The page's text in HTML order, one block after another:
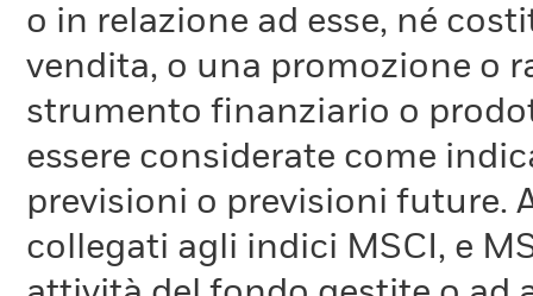
o in relazione ad esse, né
vendita, o una promozione o
strumento finanziario o
essere considerate come
previsioni o previsioni future.
collegati agli indici MSCI, e